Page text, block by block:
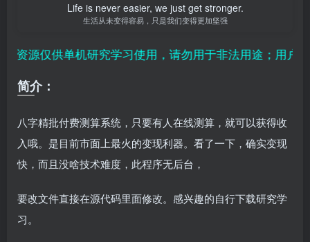
Life is never easier, we just get stronger.
生活从未变得容易，只是我们变得更加坚强
源仅供单机研究学习使用，请勿用于非法用途；用户付
简介：
八字精批付费测算系统，只要有人在线测算，就可以获得收
入哦。是目前市面上最火的变现利器。看了一下，确实变现
快，而且没啥技术难度，此程序无后台，
要改文件直接在源代码里面修改。感兴趣的自行下载研究学
习。